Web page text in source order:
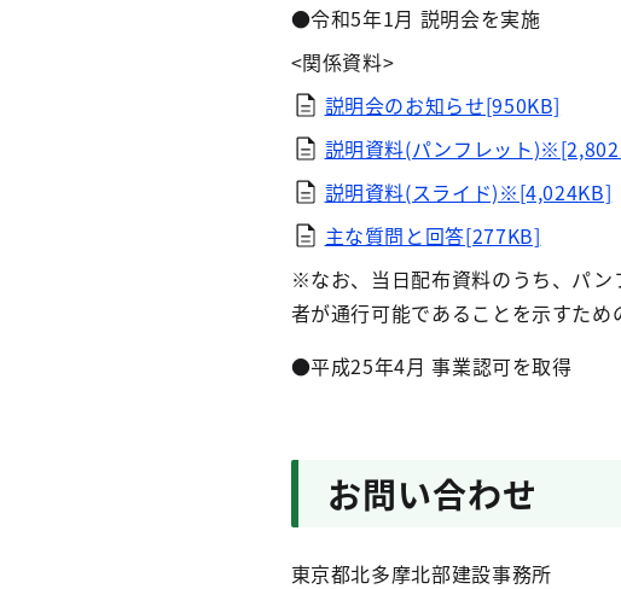
●令和5年1月 説明会を実施
<関係資料>
説明会のお知らせ[950KB]
説明資料(パンフレット
説明資料(スライド)※[4,024KB]
主な質問と回答[277KB]
※なお、当日配布資料のうち、パン
者が通行可能であることを示すため
●平成25年4月 事業認可を取得
お問い合わせ
東京都北多摩北部建設事務所